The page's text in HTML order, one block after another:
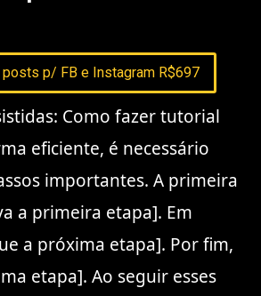
posts p/ FB e Instagram R$697
Como fazer tutorial
eficiente, é necessário
importantes. A primeira
a primeira etapa]. Em
a próxima etapa]. Por fim,
etapa]. Ao seguir esses